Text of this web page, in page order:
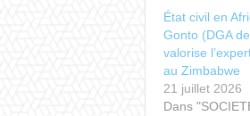
État civil en
Gonto (DGA
valorise
au Zimbabwe
21 juillet 2026
Dans